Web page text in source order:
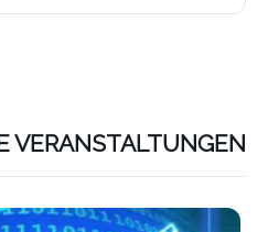
VERANSTALTUNGEN